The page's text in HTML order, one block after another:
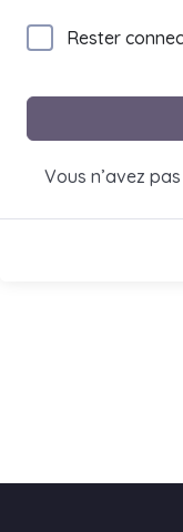
Rester
Vous n’avez